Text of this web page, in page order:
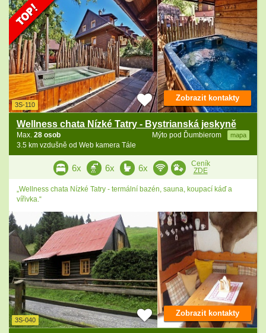
3S-110
Wellness chata Nízké Tatry - Bystrianská jeskyně
Mýto pod Ďumbierom mapa
Max. 28 osob
3.5 km vzdušně od Web kamera Tále
Zobrazit kontakty
6x 6x 6x
Ceník
ZDE
„Wellness chata Nízké Tatry - termální bazén, sauna, koupací káď a
vířivka.“
3S-040
Zobrazit kontakty